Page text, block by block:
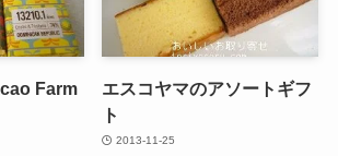
Farm
エスコヤマのアソートギフ
ト
2013-11-25